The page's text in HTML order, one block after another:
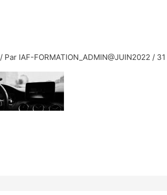
/ Par IAF-FORMATION_ADMIN@JUIN2022 /